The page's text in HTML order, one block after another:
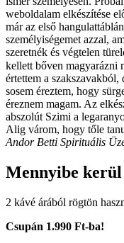
weboldalam elkészítése
már az első
személyiségemet azzal,
szeretnék és végtelen
kellett bőven magyarázni
értettem a
sosem éreztem, hogy
éreznem magam. Az
abszolút Szimi a
Alig várom, hogy tőle
Andor Betti Spirituális
Mennyibe
2 kávé árából rögtön
Csupán 1.990 Ft-ba!